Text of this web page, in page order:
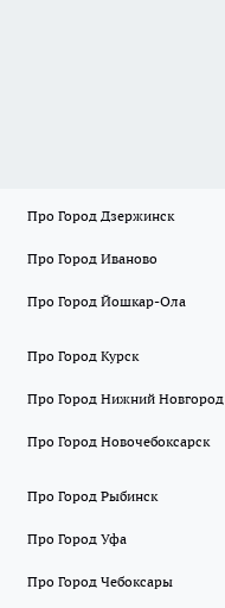
Про Город Дзержинск
Про Город Иваново
Про Город Йошкар-Ола
Про Город Курск
Про Город Нижний Новгород
Про Город Новочебоксарск
Про Город Рыбинск
Про Город Уфа
Про Город Чебоксары